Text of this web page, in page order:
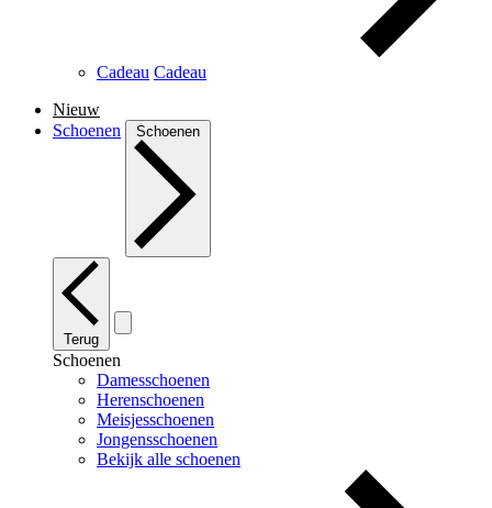
Cadeau Cadeau
Nieuw
Schoenen
Schoenen
Terug
Schoenen
Damesschoenen
Herenschoenen
Meisjesschoenen
Jongensschoenen
Bekijk alle schoenen